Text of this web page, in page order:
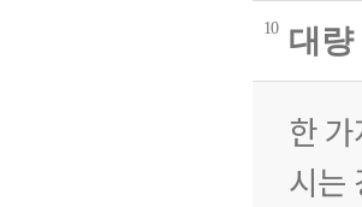
10 대량
한
시는